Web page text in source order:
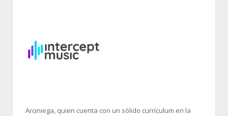
Arciniega, quien cuenta con un sólido currículum en la